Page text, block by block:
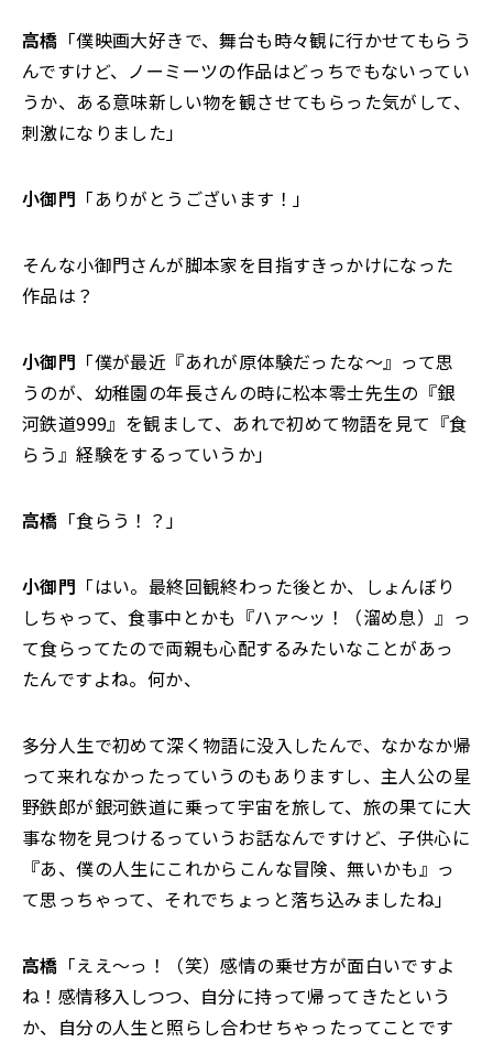
高橋 「僕映画大好きで、舞台も時々観に行かせてもらう
んですけど、ノーミーツの作品はどっちでもないってい
うか、ある意味新しい物を観させてもらった気がして、
刺激になりました」
小御門 「ありがとうございます！」
そんな小御門さんが脚本家を目指すきっかけになった
作品は？
小御門 「僕が最近『あれが原体験だったな～』って思
うのが、幼稚園の年長さんの時に松本零士先生の『銀
河鉄道999』を観まして、あれで初めて物語を見て『食
らう』経験をするっていうか」
高橋 「食らう！？」
小御門 「はい。最終回観終わった後とか、しょんぼり
しちゃって、食事中とかも『ハァ～ッ！（溜め息）』っ
て食らってたので両親も心配するみたいなことがあっ
たんですよね。何か、
多分人生で初めて深く物語に没入したんで、なかなか帰
って来れなかったっていうのもありますし、主人公の星
野鉄郎が銀河鉄道に乗って宇宙を旅して、旅の果てに大
事な物を見つけるっていうお話なんですけど、子供心に
『あ、僕の人生にこれからこんな冒険、無いかも』っ
て思っちゃって、それでちょっと落ち込みましたね」
高橋 「ええ～っ！（笑）感情の乗せ方が面白いですよ
ね！感情移入しつつ、自分に持って帰ってきたという
か、自分の人生と照らし合わせちゃったってことです